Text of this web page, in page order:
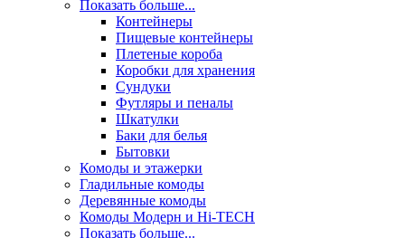
Показать больше...
Контейнеры
Пищевые контейнеры
Плетеные короба
Коробки для хранения
Сундуки
Футляры и пеналы
Шкатулки
Баки для белья
Бытовки
Комоды и этажерки
Гладильные комоды
Деревянные комоды
Комоды Модерн и Hi-TECH
Показать больше...